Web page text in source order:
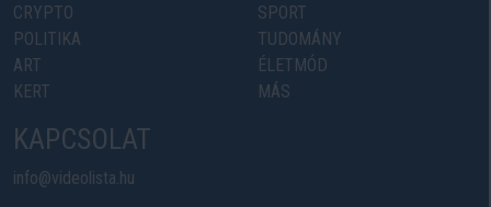
CRYPTO
POLITIKA
ART
KERT
SPORT
TUDOMÁNY
ÉLETMÓD
MÁS
KAPCSOLAT
info@videolista.hu